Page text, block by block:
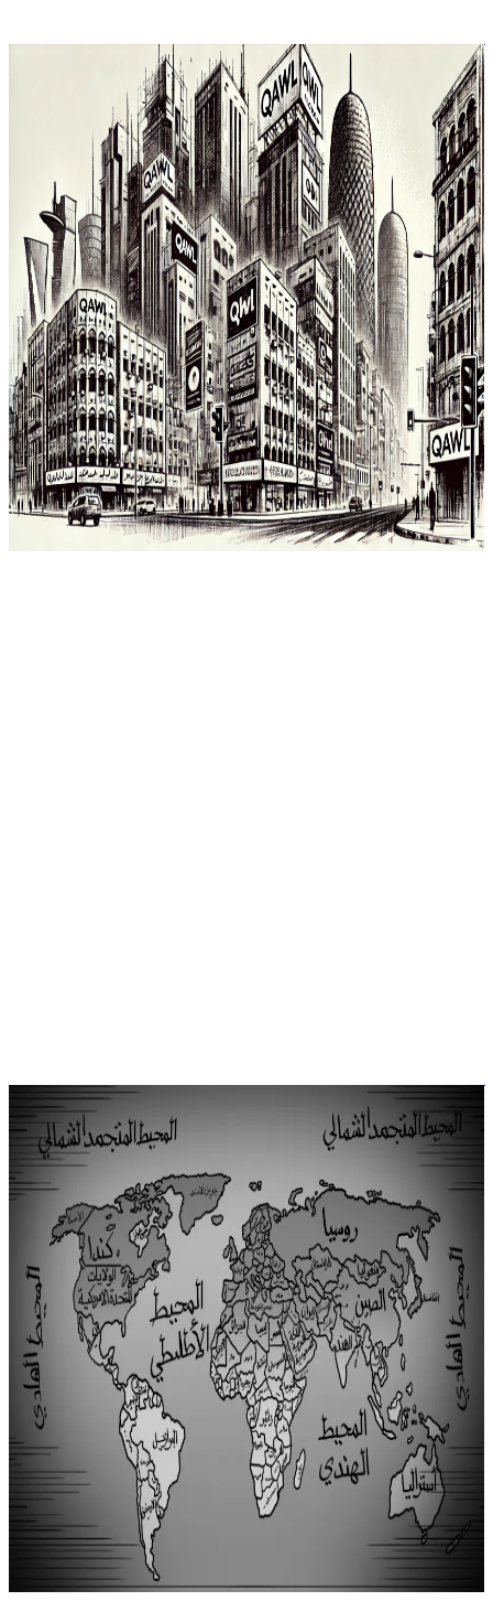
آراء
قانون-تنظيم-ومراقبة-الإعلانات-في-قطر-1980-2025
شهدت دولة قطر تطورات تشريعية متعددة في مجال تنظيم
الإعلانات، حيث انتقل التشريع من قوانين بسيطة تحكم اللوحات
الإعلانية إلى أنظمة متكاملة تشمل الإعلانات الرقمية والمجسمات
التذكارية. استجاب المشرع إلى التحولات الاقتصادية والعمرانية التي
شهدتها البلاد، وإلى الفعاليات الكبرى التي نظمتها، مثل كأس العالم
2022، مما حول القانون من إطار أساسي، إلى نظام يستوعب
التطور […]
الإعلان التجاري الإعلانات الرقمية
التشريعات القطرية
Rand SaadRRand Saad author عرض الملف الشخصي
١٩
مارس ٢٠٢٥
الفنون والهوية الوطنية
لطالما لعبت الفنون والآداب والموسيقى والسينما دوراً حيوياً في
تشكيل الهوية الوطنية، لا سيما خلال الحروب والصراعات، فهي
وسيلة لتوثيق الأحداث، وترسيخ المفاهيم، وتشكيل وعي الأجيال التي
تعقب نشرها. يرى دانييل بار تال، أستاذ علم النفس الاجتماعي، أن
الذاكرة الجمعية تمثل أحد أهم عناصر بناء الهوية الوطنية، حيث
تشكل سجلاً مشتركاً للأحداث التاريخية يسهم في […]
الأدب الوطني الثورة الفرنسية
الحرب العالمية الثانية
Yousif Al HamadiYYousif Al Hamadi author
عرض الملف
الشخصي
٢٧ فبراير ٢٠٢٥